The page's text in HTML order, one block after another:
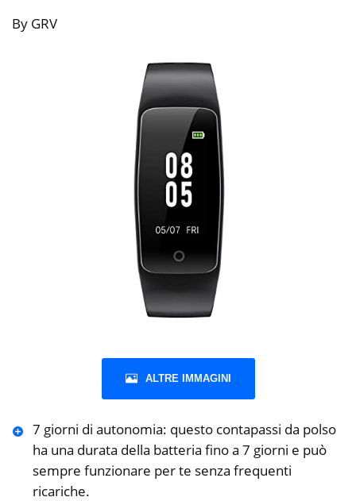
By GRV
ALTRE IMMAGINI
7 giorni di autonomia: questo contapassi da polso
ha una durata della batteria fino a 7 giorni e può
sempre funzionare per te senza frequenti
ricariche.